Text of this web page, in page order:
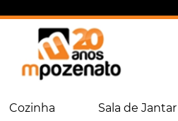
Cozinha Sala de Jantar